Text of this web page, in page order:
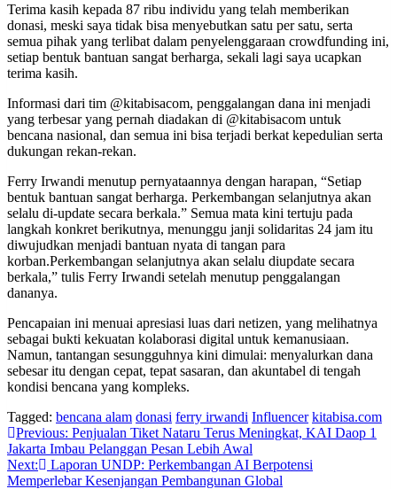
Terima kasih kepada 87 ribu individu yang telah memberikan
donasi, meski saya tidak bisa menyebutkan satu per satu, serta
semua pihak yang terlibat dalam penyelenggaraan crowdfunding ini,
setiap bentuk bantuan sangat berharga, sekali lagi saya ucapkan
terima kasih.
Informasi dari tim @kitabisacom, penggalangan dana ini menjadi
yang terbesar yang pernah diadakan di @kitabisacom untuk
bencana nasional, dan semua ini bisa terjadi berkat kepedulian serta
dukungan rekan-rekan.
Ferry Irwandi menutup pernyataannya dengan harapan, “Setiap
bentuk bantuan sangat berharga. Perkembangan selanjutnya akan
selalu di-update secara berkala.” Semua mata kini tertuju pada
langkah konkret berikutnya, menunggu janji solidaritas 24 jam itu
diwujudkan menjadi bantuan nyata di tangan para
korban.Perkembangan selanjutnya akan selalu diupdate secara
berkala,” tulis Ferry Irwandi setelah menutup penggalangan
dananya.
Pencapaian ini menuai apresiasi luas dari netizen, yang melihatnya
sebagai bukti kekuatan kolaborasi digital untuk kemanusiaan.
Namun, tantangan sesungguhnya kini dimulai: menyalurkan dana
sebesar itu dengan cepat, tepat sasaran, dan akuntabel di tengah
kondisi bencana yang kompleks.
Tagged: bencana alam donasi ferry irwandi Influencer kitabisa.com
Post
navigation
Previous: Penjualan Tiket Nataru Terus Meningkat, KAI Daop 1
Jakarta Imbau Pelanggan Pesan Lebih Awal
Next:
Laporan UNDP: Perkembangan AI Berpotensi
Memperlebar Kesenjangan Pembangunan Global